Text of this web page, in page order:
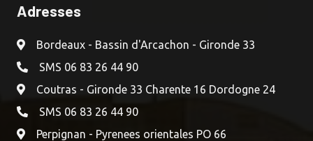
Adresses
Bordeaux - Bassin d'Arcachon - Gironde 33
SMS 06 83 26 44 90
Coutras - Gironde 33 Charente 16 Dordogne 24
SMS 06 83 26 44 90
Perpignan - Pyrenees orientales PO 66